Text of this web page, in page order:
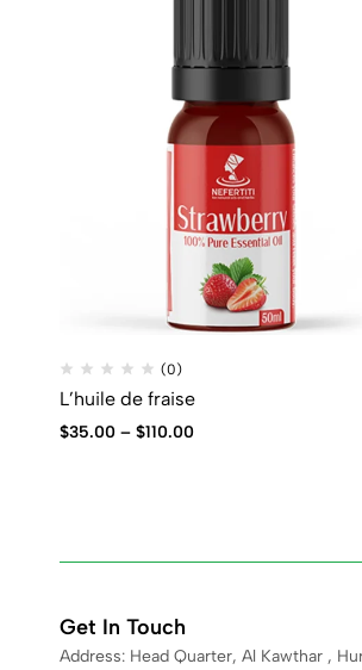
(0)
L’huile de fraise
$35.00 – $110.00
Get In Touch
Address: Head Quarter, Al Kawthar ,